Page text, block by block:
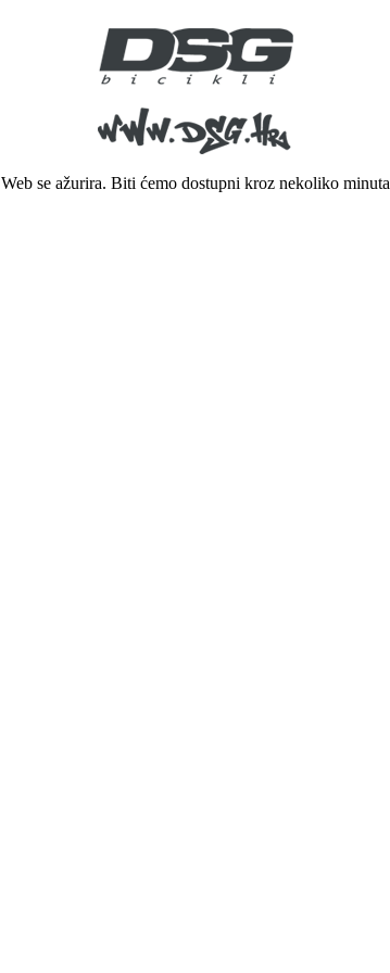
Web se ažurira. Biti ćemo dostupni kroz nekoliko minuta